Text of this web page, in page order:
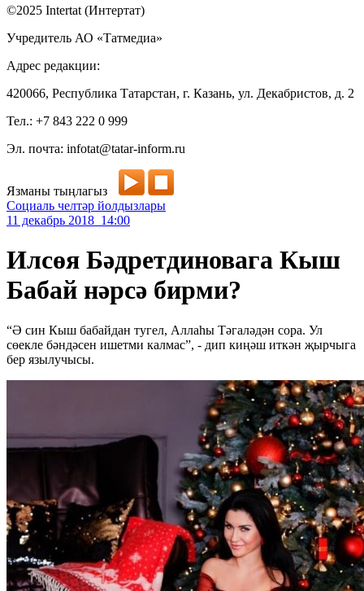
©2025 Intertat (Интертат)
Учредитель АО «Татмедиа»
Адрес редакции:
420066, Республика Татарстан, г. Казань, ул. Декабристов, д. 2
Тел.: +7 843 222 0 999
Эл. почта: infotat@tatar-inform.ru
Язманы тыңлагыз
Социаль челтәр йолдызлары
11 декабрь 2018 14:00
Илсөя Бәдретдиновага Кыш
Бабай нәрсә бирми?
“Ә син Кыш бабайдан тугел, Аллаһы Тәгаләдән сора. Ул
сөекле бәндәсен ишетми калмас”, - дип киңәш иткән җырчыга
бер язылучысы.